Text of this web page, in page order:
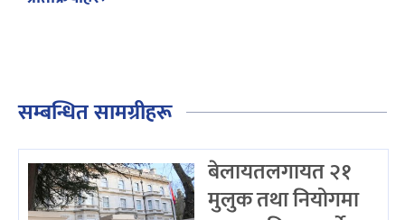
सम्बन्धित सामग्रीहरू
बेलायतलगायत २१
मुलुक तथा नियोगमा